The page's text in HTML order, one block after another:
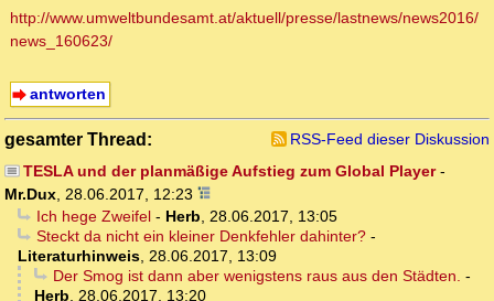
http://www.umweltbundesamt.at/aktuell/presse/lastnews/news2016/
news_160623/
antworten
gesamter Thread:
RSS-Feed dieser Diskussion
TESLA und der planmäßige Aufstieg zum Global Player-
Mr.Dux, 28.06.2017, 12:23
Ich hege Zweifel- Herb, 28.06.2017, 13:05
Steckt da nicht ein kleiner Denkfehler dahinter?-
Literaturhinweis, 28.06.2017, 13:09
Der Smog ist dann aber wenigstens raus aus den Städten. -
Herb, 28.06.2017, 13:20